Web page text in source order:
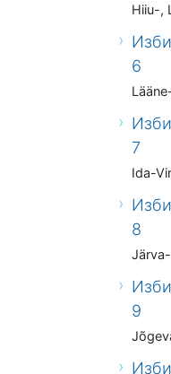
Hiiu-,
6
7
Ida-
8
9